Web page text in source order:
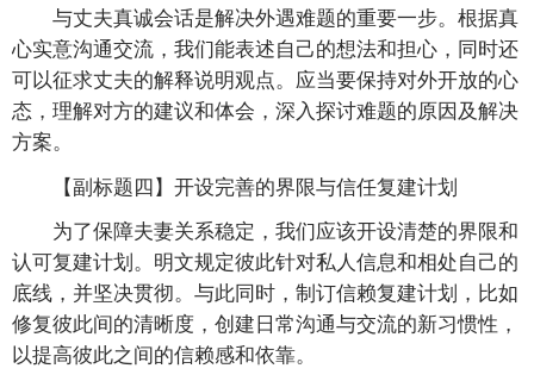
与丈夫真诚会话是解决外遇难题的重要一步。根据真
心实意沟通交流，我们能表述自己的想法和担心，同时还
可以征求丈夫的解释说明观点。应当要保持对外开放的心
态，理解对方的建议和体会，深入探讨难题的原因及解决
方案。
【副标题四】开设完善的界限与信任复建计划
为了保障夫妻关系稳定，我们应该开设清楚的界限和
认可复建计划。明文规定彼此针对私人信息和相处自己的
底线，并坚决贯彻。与此同时，制订信赖复建计划，比如
修复彼此间的清晰度，创建日常沟通与交流的新习惯性，
以提高彼此之间的信赖感和依靠。